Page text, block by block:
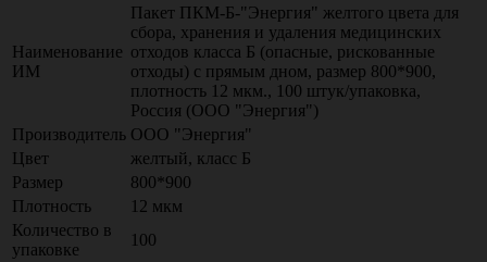
Наименование
ИМ
Пакет ПКМ-Б-"Энергия" желтого цвета для
сбора, хранения и удаления медицинских
отходов класса Б (опасные, рискованные
отходы) с прямым дном, размер 800*900,
плотность 12 мкм., 100 штук/упаковка,
Россия (ООО "Энергия")
Производитель ООО "Энергия"
Цвет
желтый, класс Б
Размер
800*900
Плотность
12 мкм
Количество в
упаковке
100